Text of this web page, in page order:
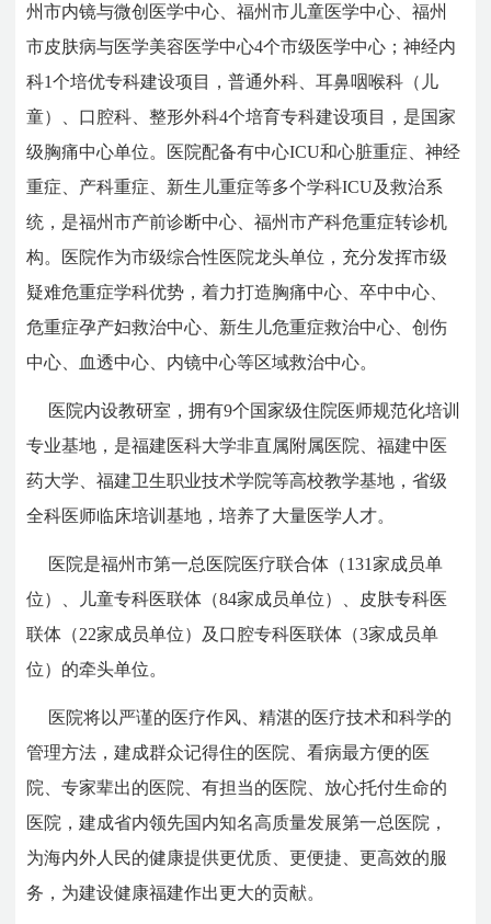
州市内镜与微创医学中心、福州市儿童医学中心、福州
市皮肤病与医学美容医学中心4个市级医学中心；神经内
科1个培优专科建设项目，普通外科、耳鼻咽喉科（儿
童）、口腔科、整形外科4个培育专科建设项目，是国家
级胸痛中心单位。医院配备有中心ICU和心脏重症、神经
重症、产科重症、新生儿重症等多个学科ICU及救治系
统，是福州市产前诊断中心、福州市产科危重症转诊机
构。医院作为市级综合性医院龙头单位，充分发挥市级
疑难危重症学科优势，着力打造胸痛中心、卒中中心、
危重症孕产妇救治中心、新生儿危重症救治中心、创伤
中心、血透中心、内镜中心等区域救治中心。
医院内设教研室，拥有9个国家级住院医师规范化培训
专业基地，是福建医科大学非直属附属医院、福建中医
药大学、福建卫生职业技术学院等高校教学基地，省级
全科医师临床培训基地，培养了大量医学人才。
医院是福州市第一总医院医疗联合体（131家成员单
位）、儿童专科医联体（84家成员单位）、皮肤专科医
联体（22家成员单位）及口腔专科医联体（3家成员单
位）的牵头单位。
医院将以严谨的医疗作风、精湛的医疗技术和科学的
管理方法，建成群众记得住的医院、看病最方便的医
院、专家辈出的医院、有担当的医院、放心托付生命的
医院，建成省内领先国内知名高质量发展第一总医院，
为海内外人民的健康提供更优质、更便捷、更高效的服
务，为建设健康福建作出更大的贡献。